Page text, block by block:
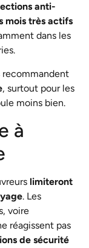
anti-
mois très actifs
dans les
recommandent
, surtout pour les
moins bien.
à
limiteront
. Les
voire
réagissent pas
de sécurité